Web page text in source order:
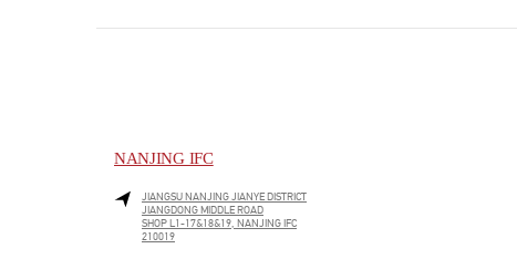
NANJING IFC
JIANGSU NANJINGJIANYE DISTRICT
JIANGDONG MIDDLE ROAD
SHOP L1-17&18&19, NANJING IFC
210019